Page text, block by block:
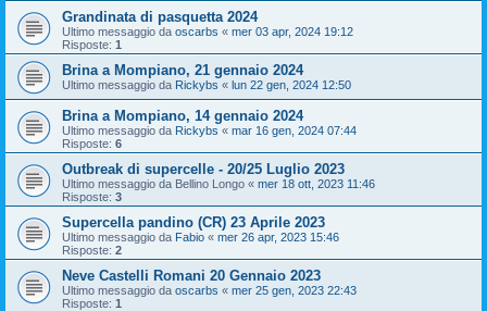
Grandinata di pasquetta 2024
Ultimo messaggio da oscarbs « mer 03 apr, 2024 19:12
Risposte: 1
Brina a Mompiano, 21 gennaio 2024
Ultimo messaggio da Rickybs « lun 22 gen, 2024 12:50
Brina a Mompiano, 14 gennaio 2024
Ultimo messaggio da Rickybs « mar 16 gen, 2024 07:44
Risposte: 6
Outbreak di supercelle - 20/25 Luglio 2023
Ultimo messaggio da Bellino Longo « mer 18 ott, 2023 11:46
Risposte: 3
Supercella pandino (CR) 23 Aprile 2023
Ultimo messaggio da Fabio « mer 26 apr, 2023 15:46
Risposte: 2
Neve Castelli Romani 20 Gennaio 2023
Ultimo messaggio da oscarbs « mer 25 gen, 2023 22:43
Risposte: 1